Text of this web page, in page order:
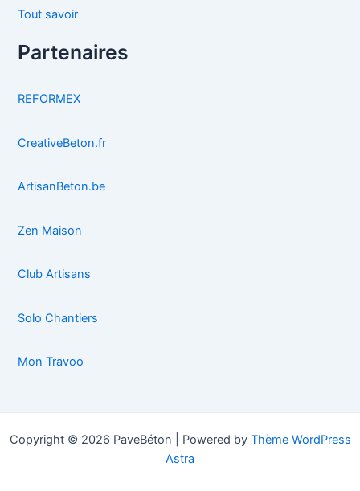
Tout savoir
Partenaires
REFORMEX
CreativeBeton.fr
ArtisanBeton.be
Zen Maison
Club Artisans
Solo Chantiers
Mon Travoo
Copyright © 2026 PaveBéton | Powered by Thème WordPress
Astra